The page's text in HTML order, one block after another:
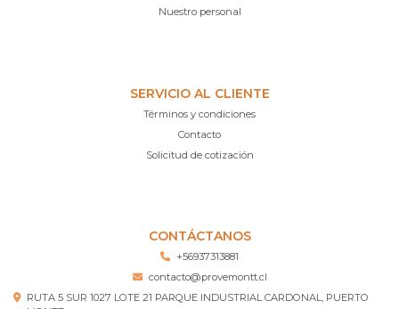
Nuestro personal
SERVICIO AL CLIENTE
Términos y condiciones
Contacto
Solicitud de cotización
CONTÁCTANOS
+56937313881
contacto@provemontt.cl
RUTA 5 SUR 1027 LOTE 21 PARQUE INDUSTRIAL CARDONAL, PUERTO